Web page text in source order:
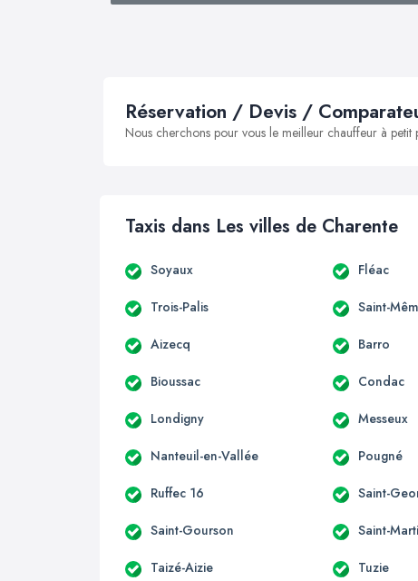
Réservation / Devis /
Nous cherchons pour vous le meilleur chauffeur à petit
Taxis dans Les villes de Charente
Soyaux Fléac
Trois-Palis Saint-
Aizecq Barro
Bioussac Condac
Londigny Messeux
Nanteuil-en-Vallée Pougné
Ruffec 16 Saint-
Saint-Gourson Saint-
Taizé-Aizie Tuzie